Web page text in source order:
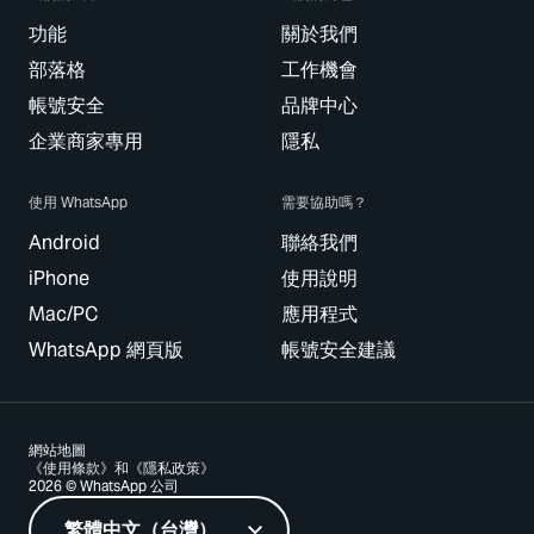
功能
部落格
帳號安全
企業商家專用
關於我們
工作機會
品牌中心
隱私
使用 WhatsApp
Android
iPhone
Mac/PC
WhatsApp 網頁版
需要協助嗎？
聯絡我們
使用說明
應用程式
帳號安全建議
2026 © WhatsApp 公司
《使用條款》和《隱私政策》
網站地圖